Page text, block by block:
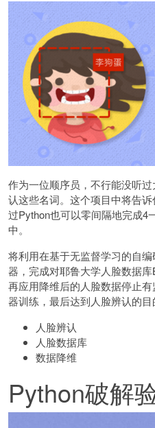
作为一位顺序员，不行能没听
认这些名词。这个项目中将告
过Python也可以零间隔地完成4
中。
将利用在基于无监督学习的自
器，完成对耶鲁大学人脸数据
再应用降维后的人脸数据停止
器训练，最后达到人脸辨认的目
人脸辨认
人脸数据库
数据降维
Python破解